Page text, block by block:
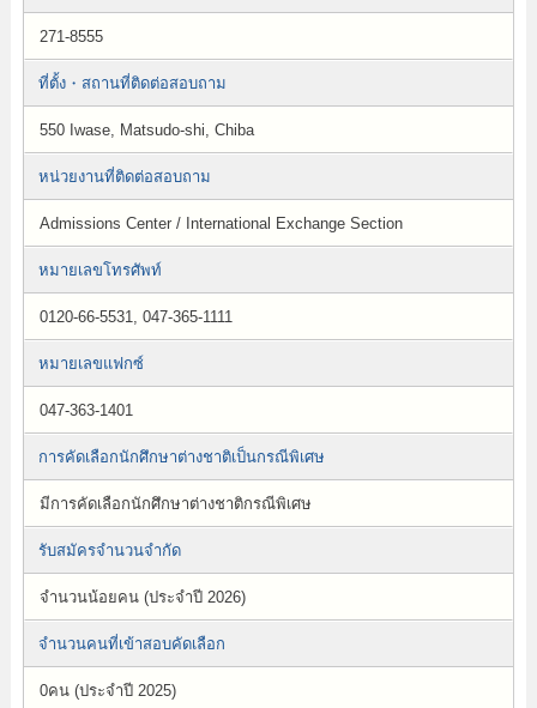
271-8555
ที่ตั้ง・สถานที่ติดต่อสอบถาม
550 Iwase, Matsudo-shi, Chiba
หน่วยงานที่ติดต่อสอบถาม
Admissions Center / International Exchange Section
หมายเลขโทรศัพท์
0120-66-5531, 047-365-1111
หมายเลขแฟกซ์
047-363-1401
การคัดเลือกนักศึกษาต่างชาติเป็นกรณีพิเศษ
มีการคัดเลือกนักศึกษาต่างชาติกรณีพิเศษ
รับสมัครจำนวนจำกัด
จำนวนน้อยคน (ประจำปี 2026)
จำนวนคนที่เข้าสอบคัดเลือก
0คน (ประจำปี 2025)